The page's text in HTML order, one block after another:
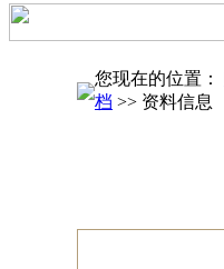
您现在的位置：
档 >> 资料信息